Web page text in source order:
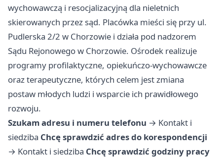
wychowawczą i resocjalizacyjną dla nieletnich
skierowanych przez sąd. Placówka mieści się przy ul.
Pudlerska 2/2 w Chorzowie i działa pod nadzorem
Sądu Rejonowego w Chorzowie. Ośrodek realizuje
programy profilaktyczne, opiekuńczo-wychowawcze
oraz terapeutyczne, których celem jest zmiana
postaw młodych ludzi i wsparcie ich prawidłowego
rozwoju.
Szukam adresu i numeru telefonu → Kontakt i
siedziba Chcę sprawdzić adres do korespondencji
→ Kontakt i siedziba Chcę sprawdzić godziny pracy